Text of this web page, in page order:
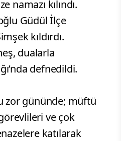
namazı kılındı.
Güdül İlçe
kıldırdı.
dualarla
defnedildi.
zor gününde; müftü
ve çok
katılarak